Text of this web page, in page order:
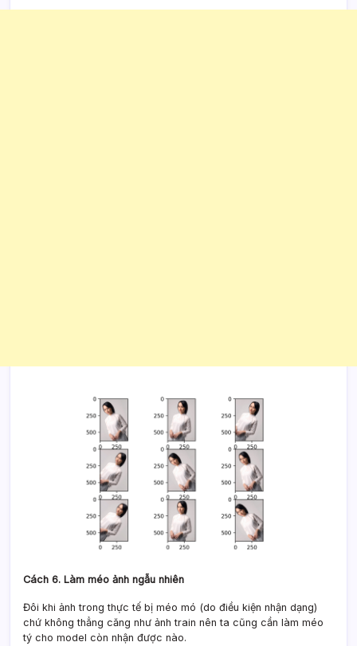
Cách 6. Làm méo ảnh ngẫu nhiên
Đôi khi ảnh trong thực tế bị méo mó (do điều kiện nhận dạng)
chứ không thẳng căng như ảnh train nên ta cũng cần làm méo
tý cho model còn nhận được nào.